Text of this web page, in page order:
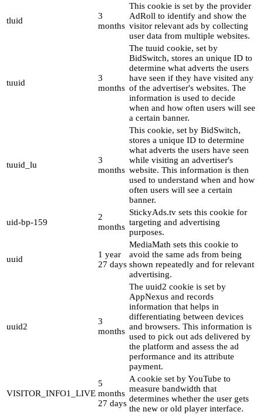
tluid
3
months
This cookie is set by the provider
AdRoll to identify and show the
visitor relevant ads by collecting
user data from multiple websites.
tuuid
3
months
The tuuid cookie, set by
BidSwitch, stores an unique ID to
determine what adverts the users
have seen if they have visited any
of the advertiser's websites. The
information is used to decide
when and how often users will see
a certain banner.
tuuid_lu
3
months
This cookie, set by BidSwitch,
stores a unique ID to determine
what adverts the users have seen
while visiting an advertiser's
website. This information is then
used to understand when and how
often users will see a certain
banner.
uid-bp-159
2
months
StickyAds.tv sets this cookie for
targeting and advertising
purposes.
uuid
1 year
27 days
MediaMath sets this cookie to
avoid the same ads from being
shown repeatedly and for relevant
advertising.
uuid2
3
months
The uuid2 cookie is set by
AppNexus and records
information that helps in
differentiating between devices
and browsers. This information is
used to pick out ads delivered by
the platform and assess the ad
performance and its attribute
payment.
VISITOR_INFO1_LIVE
5
months
27 days
A cookie set by YouTube to
measure bandwidth that
determines whether the user gets
the new or old player interface.